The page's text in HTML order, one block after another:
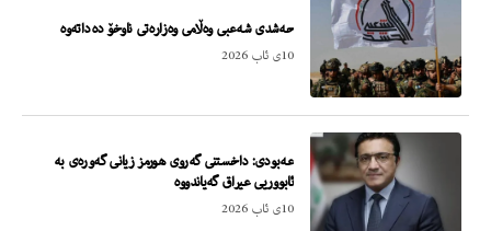
حەشدی شەعبی وەڵامی وەزارەتی ناوخۆ دەداتەوە
10ی ئاب 2026
عەبودى: داخستنی گەروی هورمز زیانی گەورەی بە
ئابووریی عیراق گەیاندووە
10ی ئاب 2026